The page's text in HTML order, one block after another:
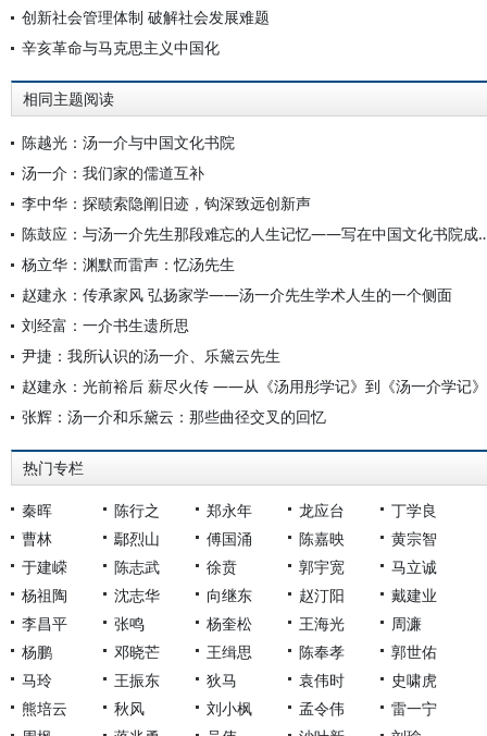
创新社会管理体制 破解社会发展难题
辛亥革命与马克思主义中国化
相同主题阅读
陈越光：汤一介与中国文化书院
汤一介：我们家的儒道互补
李中华：探赜索隐阐旧迹，钩深致远创新声
陈鼓应：与汤一介先生那段难忘
杨立华：渊默而雷声：忆汤先生
赵建永：传承家风 弘扬家学——汤一介先生学术人生的一个侧面
刘经富：一介书生遗所思
尹捷：我所认识的汤一介、乐黛云先生
赵建永：光前裕后 薪尽火传 ——从《汤用彤学记》到《汤一介学记》
张辉：汤一介和乐黛云：那些曲径交叉的回忆
热门专栏
秦晖 陈行之 郑永年 龙应台
丁学良
曹林
鄢烈山 傅国涌 陈嘉映
黄宗智
于建嵘
陈志武 徐贲 郭宇宽
马立诚
杨祖陶
沈志华 向继东 赵汀阳
戴建业
李昌平
张鸣 杨奎松 王海光
周濂
杨鹏
邓晓芒 王缉思 陈奉孝
郭世佑
马玲
王振东 狄马 袁伟时
史啸虎
熊培云
秋风 刘小枫 孟令伟
雷一宁